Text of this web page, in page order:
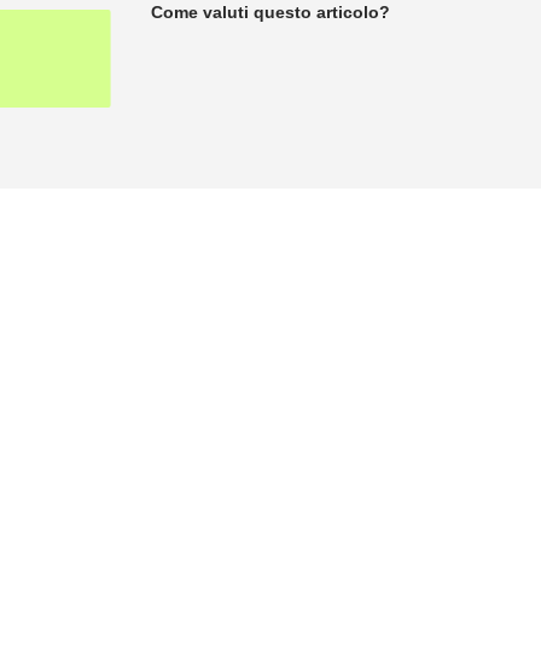
Come valuti questo articolo?